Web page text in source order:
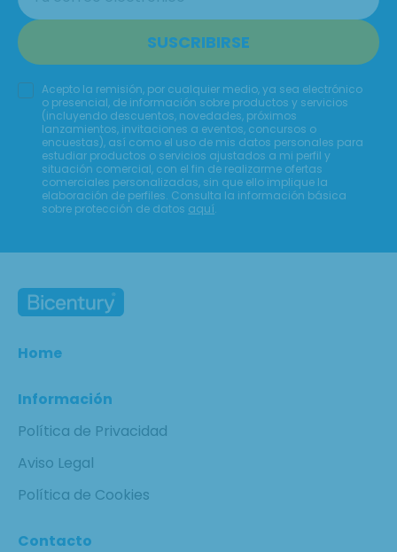
SUSCRIBIRSE
Acepto la remisión, por cualquier medio, ya sea electrónico
o presencial, de información sobre productos y servicios
(incluyendo descuentos, novedades, próximos
lanzamientos, invitaciones a eventos, concursos o
encuestas), así como el uso de mis datos personales para
estudiar productos o servicios ajustados a mi perfil y
situación comercial, con el fin de realizarme ofertas
comerciales personalizadas, sin que ello implique la
elaboración de perfiles. Consulta la información básica
sobre protección de datos aquí.
Home
Información
Política de Privacidad
Aviso Legal
Política de Cookies
Contacto